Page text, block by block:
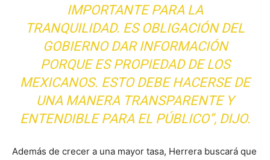
IMPORTANTE PARA LA
TRANQUILIDAD. ES OBLIGACIÓN DEL
GOBIERNO DAR INFORMACIÓN
PORQUE ES PROPIEDAD DE LOS
MEXICANOS. ESTO DEBE HACERSE DE
UNA MANERA TRANSPARENTE Y
ENTENDIBLE PARA EL PÚBLICO”, DIJO.
Además de crecer a una mayor tasa, Herrera buscará que